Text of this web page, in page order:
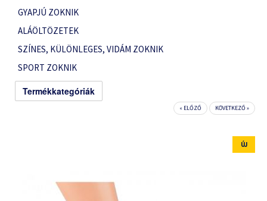
GYAPJÚ ZOKNIK
ALÁÖLTÖZETEK
SZÍNES, KÜLÖNLEGES, VIDÁM ZOKNIK
SPORT ZOKNIK
Termékkategóriák
« ELŐZŐ KÖVETKEZŐ »
ÚJ